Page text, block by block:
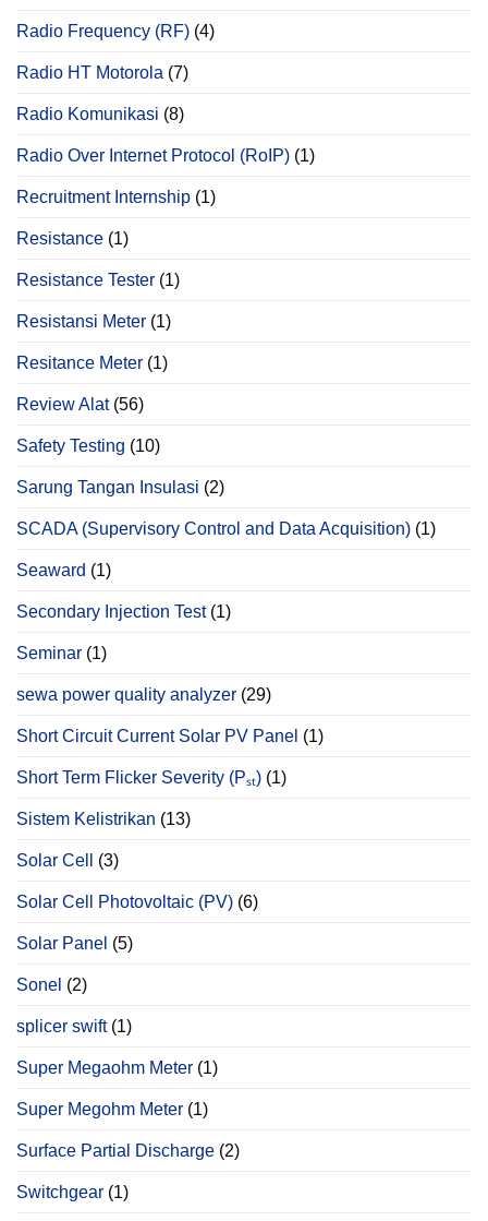
Radio Frequency (RF) (4)
Radio HT Motorola (7)
Radio Komunikasi (8)
Radio Over Internet Protocol (RoIP) (1)
Recruitment Internship (1)
Resistance (1)
Resistance Tester (1)
Resistansi Meter (1)
Resitance Meter (1)
Review Alat(56)
Safety Testing (10)
Sarung Tangan Insulasi (2)
SCADA (Supervisory Control and Data Acquisition) (1)
Seaward (1)
Secondary Injection Test(1)
Seminar (1)
sewa power quality analyzer (29)
Short Circuit Current Solar PV Panel (1)
Short Term Flicker Severity (Pₛₜ) (1)
Sistem Kelistrikan (13)
Solar Cell (3)
Solar Cell Photovoltaic (PV) (6)
Solar Panel (5)
Sonel (2)
splicer swift(1)
Super Megaohm Meter (1)
Super Megohm Meter (1)
Surface Partial Discharge (2)
Switchgear (1)